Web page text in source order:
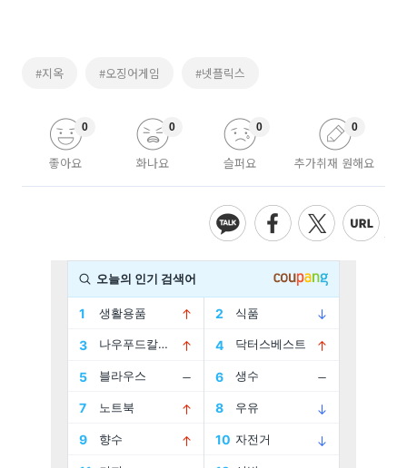
#지옥 #오징어게임 #넷플릭스
좋아요
0
화나요
0
슬퍼요
0
추가취재 원해요
0